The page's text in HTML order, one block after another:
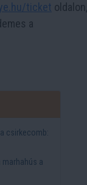
ticket oldalon,
a
csirkecomb:
marhahús a